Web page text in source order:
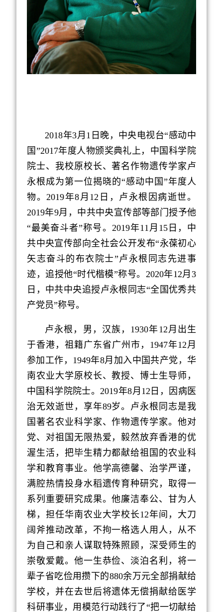
2018年3月 1 日晚，中央电视台“感动中
国”2017年度人物颁奖典礼上，中国科学院
院士、我校原校长、著名作物遗传学家卢
永根成为第一位揭晓的“感动中国”年度人
物。2019年8月 12 日，卢永根因病逝世。
2019年9月，中共中央宣传部等部门授予他
“最美奋斗者”称号。 2019年11月 15日，中
共中央宣传部向全社会公开发布“永葆初心
矢志奋斗的布衣院士”卢永根同志先进事
迹，追授他“时代楷模”称号。 2020年12月 3
日，中共中央追授卢永根同志“全国优秀共
产党员”称号。
卢永根，男，汉族， 1930年12月出生
于香港，祖籍广东省广州市， 1947年12月
参加工作， 1949年8月加入中国共产党，华
南农业大学原校长、教授、博士生导师，
中国科学院院士。2019年8月 12 日，因病医
治无效逝世，享年89岁。卢永根同志是我
国著名农业科学家、作物遗传学家。他对
党、对祖国无限热爱，毅然放弃香港的优
渥生活，把毕生精力都献给祖国的农业科
学和教育事业。他学高德馨、治学严谨，
满腔热情投身水稻遗传育种研究，取得一
系列重要研究成果。他廉洁奉公、甘为人
梯，担任华南农业大学校长12年间，大刀
阔斧推动改革，不拘一格选人用人，从不
为自己和亲人谋取特殊照顾，深受师生的
崇敬爱戴。他一生恭俭、淡泊名利，将一
辈子省吃俭用攒下的880余万元全部捐献给
学校，并在去世后将遗体无偿捐献给医学
科研事业，用模范行动践行了“把一切献给